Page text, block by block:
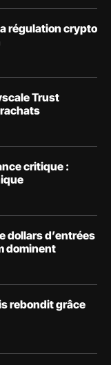
régulation crypto
Trust
critique :
dollars d’entrées
dominent
rebondit grâce